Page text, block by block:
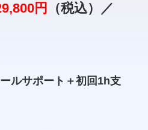
円
（税込）／
ルサポート＋初回1h支